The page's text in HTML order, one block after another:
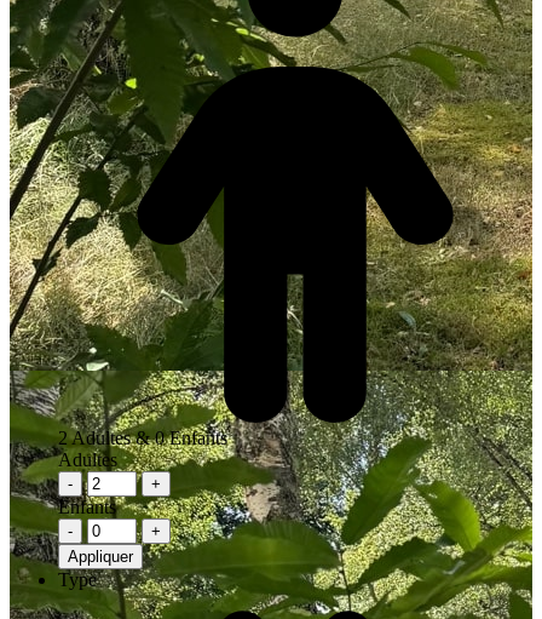
2Adultes &0Enfants
Adultes
- +
Enfants
-
+
Appliquer
Type